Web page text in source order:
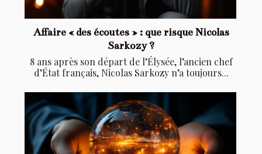
Affaire « des écoutes » : que risque Nicolas
Sarkozy ?
8 ans après son départ de l’Élysée, l’ancien chef
d’État français, Nicolas Sarkozy n’a toujours...